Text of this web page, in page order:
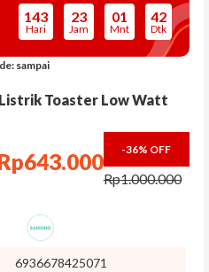
143
Hari
23
Jam
01
Mnt
41
Dtk
sampai
Toaster Low Watt
-36% OFF
Rp1.000.000
643.000
6936678425071